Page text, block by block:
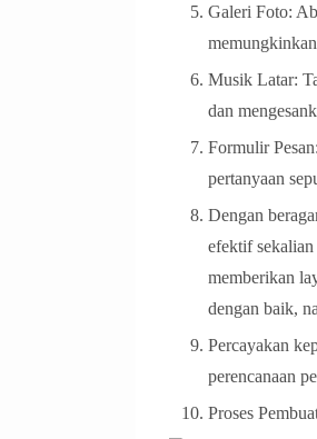
Galeri Foto:
Musik Latar:
dan
Formulir
pertanyaan
Dengan
efektif
memberikan
dengan baik,
Percayakan
perencanaan
Proses